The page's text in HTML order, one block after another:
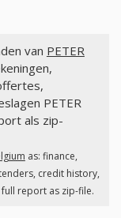
van PETER
PETER
als zip-
as: finance,
credit history,
full report as zip-file.